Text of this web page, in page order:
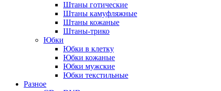
Штаны готические
Штаны камуфляжные
Штаны кожаные
Штаны-трико
Юбки
Юбки в клетку
Юбки кожаные
Юбки мужские
Юбки текстильные
Разное